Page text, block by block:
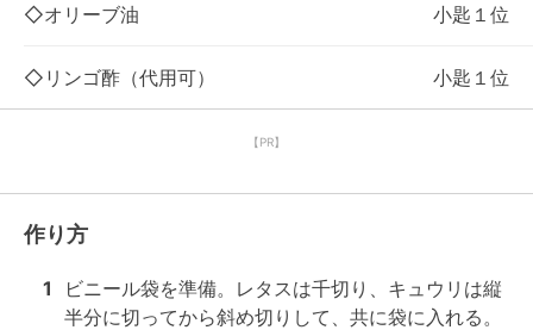
◇オリーブ油 小匙１位
◇リンゴ酢（代用可） 小匙１位
【PR】
作り方
1
ビニール袋を準備。レタスは千切り、キュウリは縦
半分に切ってから斜め切りして、共に袋に入れる。